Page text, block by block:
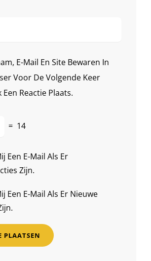
E-Mail En Site Bewaren In
Voor De Volgende Keer
Reactie Plaats.
= 14
Een E-Mail Als Er
Zijn.
Een E-Mail Als Er Nieuwe